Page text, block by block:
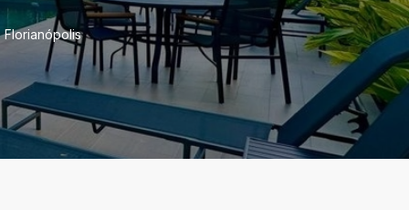
Florianópolis